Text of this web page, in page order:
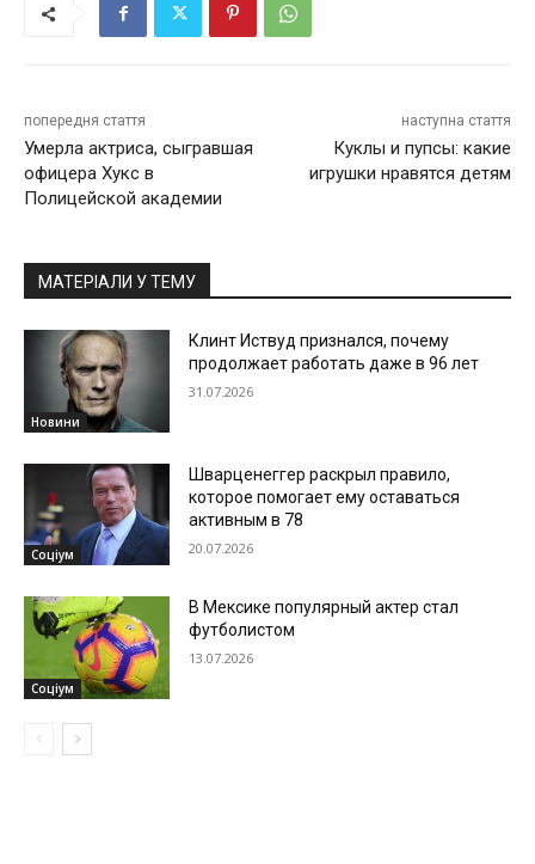
попередня стаття
Умерла актриса, сыгравшая
офицера Хукс в
Полицейской академии
наступна стаття
Куклы и пупсы: какие
игрушки нравятся детям
МАТЕРІАЛИ У ТЕМУ
Новини
Клинт Иствуд признался, почему
продолжает работать даже в 96 лет
31.07.2026
Соціум
Шварценеггер раскрыл правило,
которое помогает ему оставаться
активным в 78
20.07.2026
Соціум
В Мексике популярный актер стал
футболистом
13.07.2026